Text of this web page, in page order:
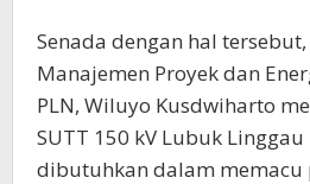
Senada dengan hal
Manajemen Proyek dan
PLN, Wiluyo Kusdwiharto
SUTT 150 kV Lubuk
dibutuhkan dalam memacu